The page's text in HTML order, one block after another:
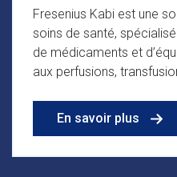
Fresenius Kabi est une
soins de santé,
de médicaments et
aux perfusions,
En savoir plus